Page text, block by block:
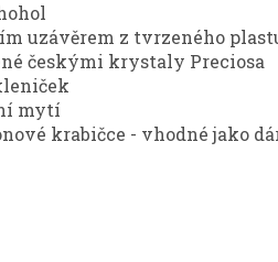
uzávěrem z tvrzeného
českými krystaly Preciosa
mytí
krabičce - vhodné jako